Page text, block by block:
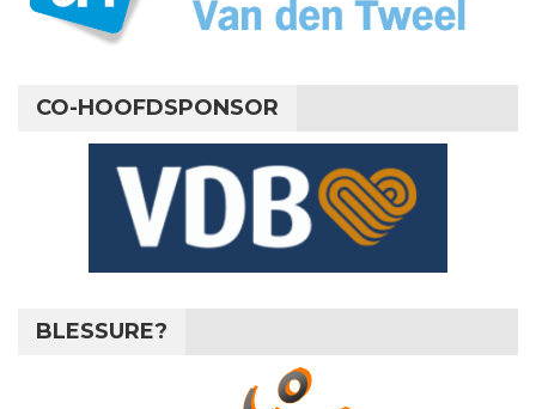
CO-HOOFDSPONSOR
BLESSURE?